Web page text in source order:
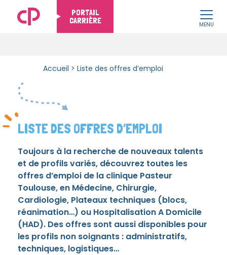
PORTAIL
CARRIÈRE
MENU
Accueil > Liste des offres d’emploi
LISTE DES OFFRES D’EMPLOI
Toujours à la recherche de nouveaux talents
et de profils variés, découvrez toutes les
offres d’emploi de la clinique Pasteur
Toulouse, en Médecine, Chirurgie,
Cardiologie, Plateaux techniques (blocs,
réanimation…) ou Hospitalisation A Domicile
(HAD). Des offres sont aussi disponibles pour
les profils non soignants : administratifs,
techniques, logistiques…